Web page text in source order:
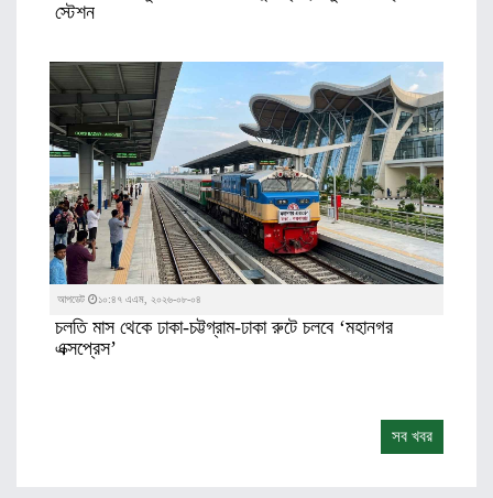
স্টেশন
আপডেট ১০:৪৭ এএম, ২০২৬-০৮-০৪
চলতি মাস থেকে ঢাকা-চট্টগ্রাম-ঢাকা রুটে চলবে ‘মহানগর
এক্সপ্রেস’
সব খবর